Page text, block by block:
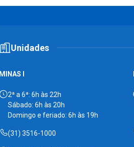
Unidades
MINAS I
2ª a 6ª: 6h às 22h
Sábado: 6h às 20h
Domingo e feriado: 6h às 19h
(31) 3516-1000